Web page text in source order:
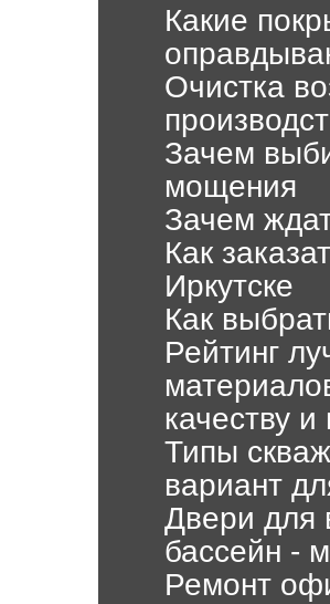
Какие
Очистка
Зачем
мощения
Зачем
Как
Иркутске
Как
Рейтинг
качеству и
Типы
вариант
Двери для
бассейн -
Ремонт